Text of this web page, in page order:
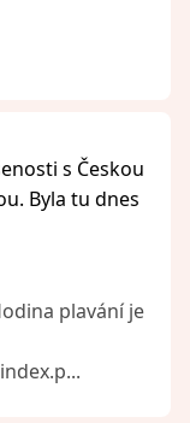
s Českou
Byla tu dnes
plavání je